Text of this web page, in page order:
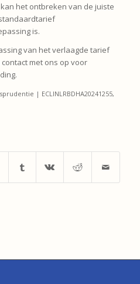
het ontbreken van de juiste
is.
van het verlaagde tarief
met ons op voor
| ECLINLRBDHA20241255,